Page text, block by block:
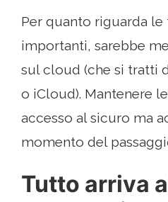
Per quanto riguarda
importanti, sarebbe
sul cloud (che si tratti
o iCloud). Mantenere
accesso al sicuro ma
momento del
Tutto arriva